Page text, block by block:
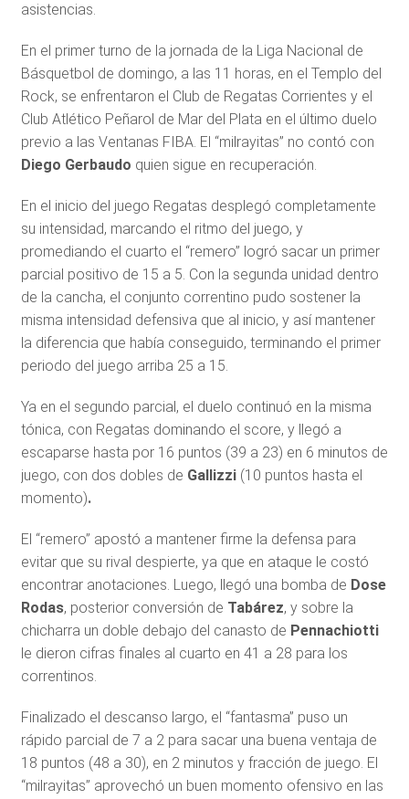
asistencias.
En el primer turno de la jornada de la Liga Nacional de
Básquetbol de domingo, a las 11 horas, en el Templo del
Rock, se enfrentaron el Club de Regatas Corrientes y el
Club Atlético Peñarol de Mar del Plata en el último duelo
previo a las Ventanas FIBA. El “milrayitas” no contó con
Diego Gerbaudo quien sigue en recuperación.
En el inicio del juego Regatas desplegó completamente
su intensidad, marcando el ritmo del juego, y
promediando el cuarto el “remero” logró sacar un primer
parcial positivo de 15 a 5. Con la segunda unidad dentro
de la cancha, el conjunto correntino pudo sostener la
misma intensidad defensiva que al inicio, y así mantener
la diferencia que había conseguido, terminando el primer
periodo del juego arriba 25 a 15.
Ya en el segundo parcial, el duelo continuó en la misma
tónica, con Regatas dominando el score, y llegó a
escaparse hasta por 16 puntos (39 a 23) en 6 minutos de
juego, con dos dobles de Gallizzi (10 puntos hasta el
momento).
El “remero” apostó a mantener firme la defensa para
evitar que su rival despierte, ya que en ataque le costó
encontrar anotaciones. Luego, llegó una bomba de Dose
Rodas, posterior conversión de Tabárez, y sobre la
chicharra un doble debajo del canasto de Pennachiotti
le dieron cifras finales al cuarto en 41 a 28 para los
correntinos.
Finalizado el descanso largo, el “fantasma” puso un
rápido parcial de 7 a 2 para sacar una buena ventaja de
18 puntos (48 a 30), en 2 minutos y fracción de juego. El
“milrayitas” aprovechó un buen momento ofensivo en las